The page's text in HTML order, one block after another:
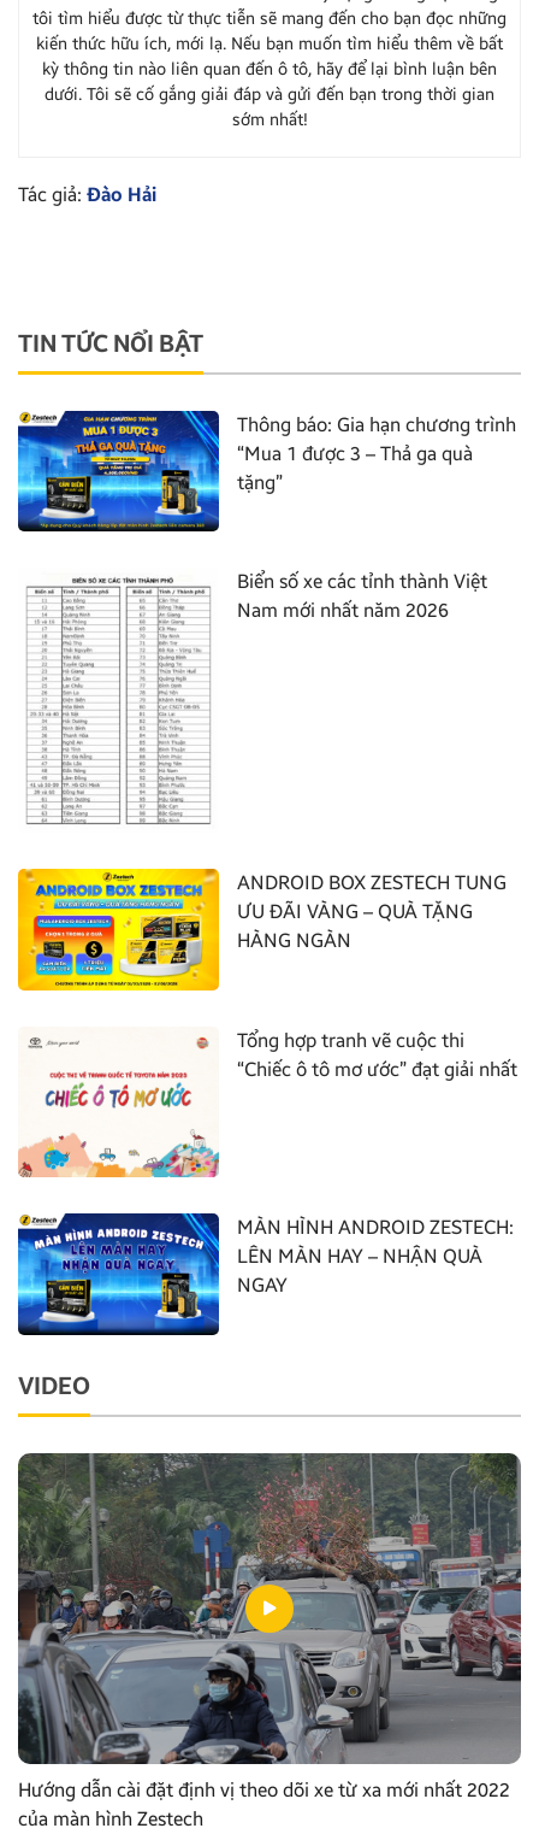
tôi tìm hiểu được từ thực tiễn sẽ mang đến cho bạn đọc những
kiến thức hữu ích, mới lạ. Nếu bạn muốn tìm hiểu thêm về bất
kỳ thông tin nào liên quan đến ô tô, hãy để lại bình luận bên
dưới. Tôi sẽ cố gắng giải đáp và gửi đến bạn trong thời gian
sớm nhất!
Tác giả: Đào Hải
TIN TỨC NỔI BẬT
Thông báo: Gia hạn chương trình
“Mua 1 được 3 – Thả ga quà
tặng”
Biển số xe các tỉnh thành Việt
Nam mới nhất năm 2026
ANDROID BOX ZESTECH TUNG
ƯU ĐÃI VÀNG – QUÀ TẶNG
HÀNG NGÀN
Tổng hợp tranh vẽ cuộc thi
“Chiếc ô tô mơ ước” đạt giải nhất
MÀN HÌNH ANDROID ZESTECH:
LÊN MÀN HAY – NHẬN QUÀ
NGAY
VIDEO
Hướng dẫn cài đặt định vị theo dõi xe từ xa mới nhất 2022
của màn hình Zestech